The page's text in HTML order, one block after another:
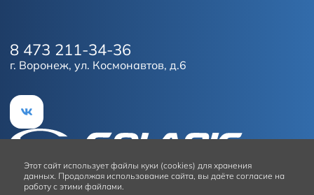
г. Воронеж, ул. Космонавтов, д.6
8 473 211-34-36
Этот сайт использует файлы куки (cookies) для хранения
данных. Продолжая использование сайта, вы даёте согласие на
работу с этими файлами.